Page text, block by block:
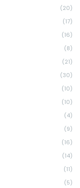
(20)
(17)
(16)
(8)
(21)
(30)
(10)
(10)
(4)
(9)
(16)
(14)
(11)
(5)